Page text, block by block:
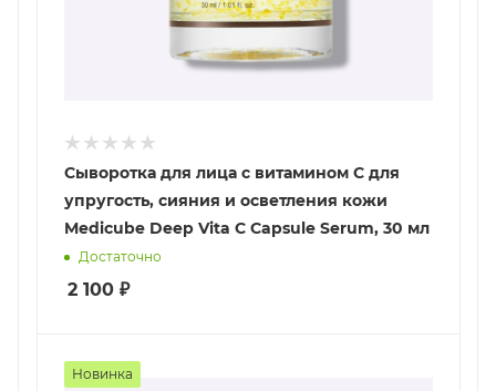
Сыворотка для лица с витамином С для
упругость, сияния и осветления кожи
Medicube Deep Vita C Capsule Serum, 30 мл
Достаточно
2 100 ₽
Новинка